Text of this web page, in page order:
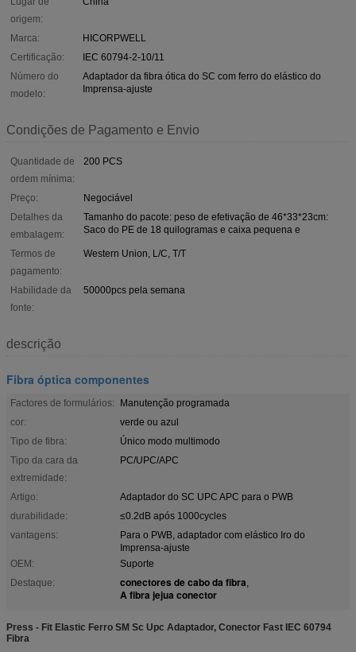
origem:
Marca:
HICORPWELL
Certificação:
IEC 60794-2-10/11
Número do
modelo:
Adaptador da fibra ótica do SC com ferro do elástico do
Imprensa-ajuste
Condições de Pagamento e Envio
Quantidade de
ordem mínima:
200 PCS
Preço:
Negociável
Detalhes da
embalagem:
Tamanho do pacote: peso de efetivação de 46*33*23cm:
Saco do PE de 18 quilogramas e caixa pequena e
Termos de
pagamento:
Western Union, L/C, T/T
Habilidade da
fonte:
50000pcs pela semana
descrição
Fibra óptica componentes
Factores de formulários:
Manutenção programada
cor:
verde ou azul
Tipo de fibra:
Único modo multimodo
Tipo da cara da
extremidade:
PC/UPC/APC
Artigo:
Adaptador do SC UPC APC para o PWB
durabilidade:
≤0.2dB após 1000cycles
vantagens:
Para o PWB, adaptador com elástico Iro do
Imprensa-ajuste
OEM:
Suporte
Destaque:
conectores de cabo da fibra,
A fibra jejua conector
Press - Fit Elastic Ferro SM Sc Upc Adaptador, Conector Fast IEC 60794
Fibra